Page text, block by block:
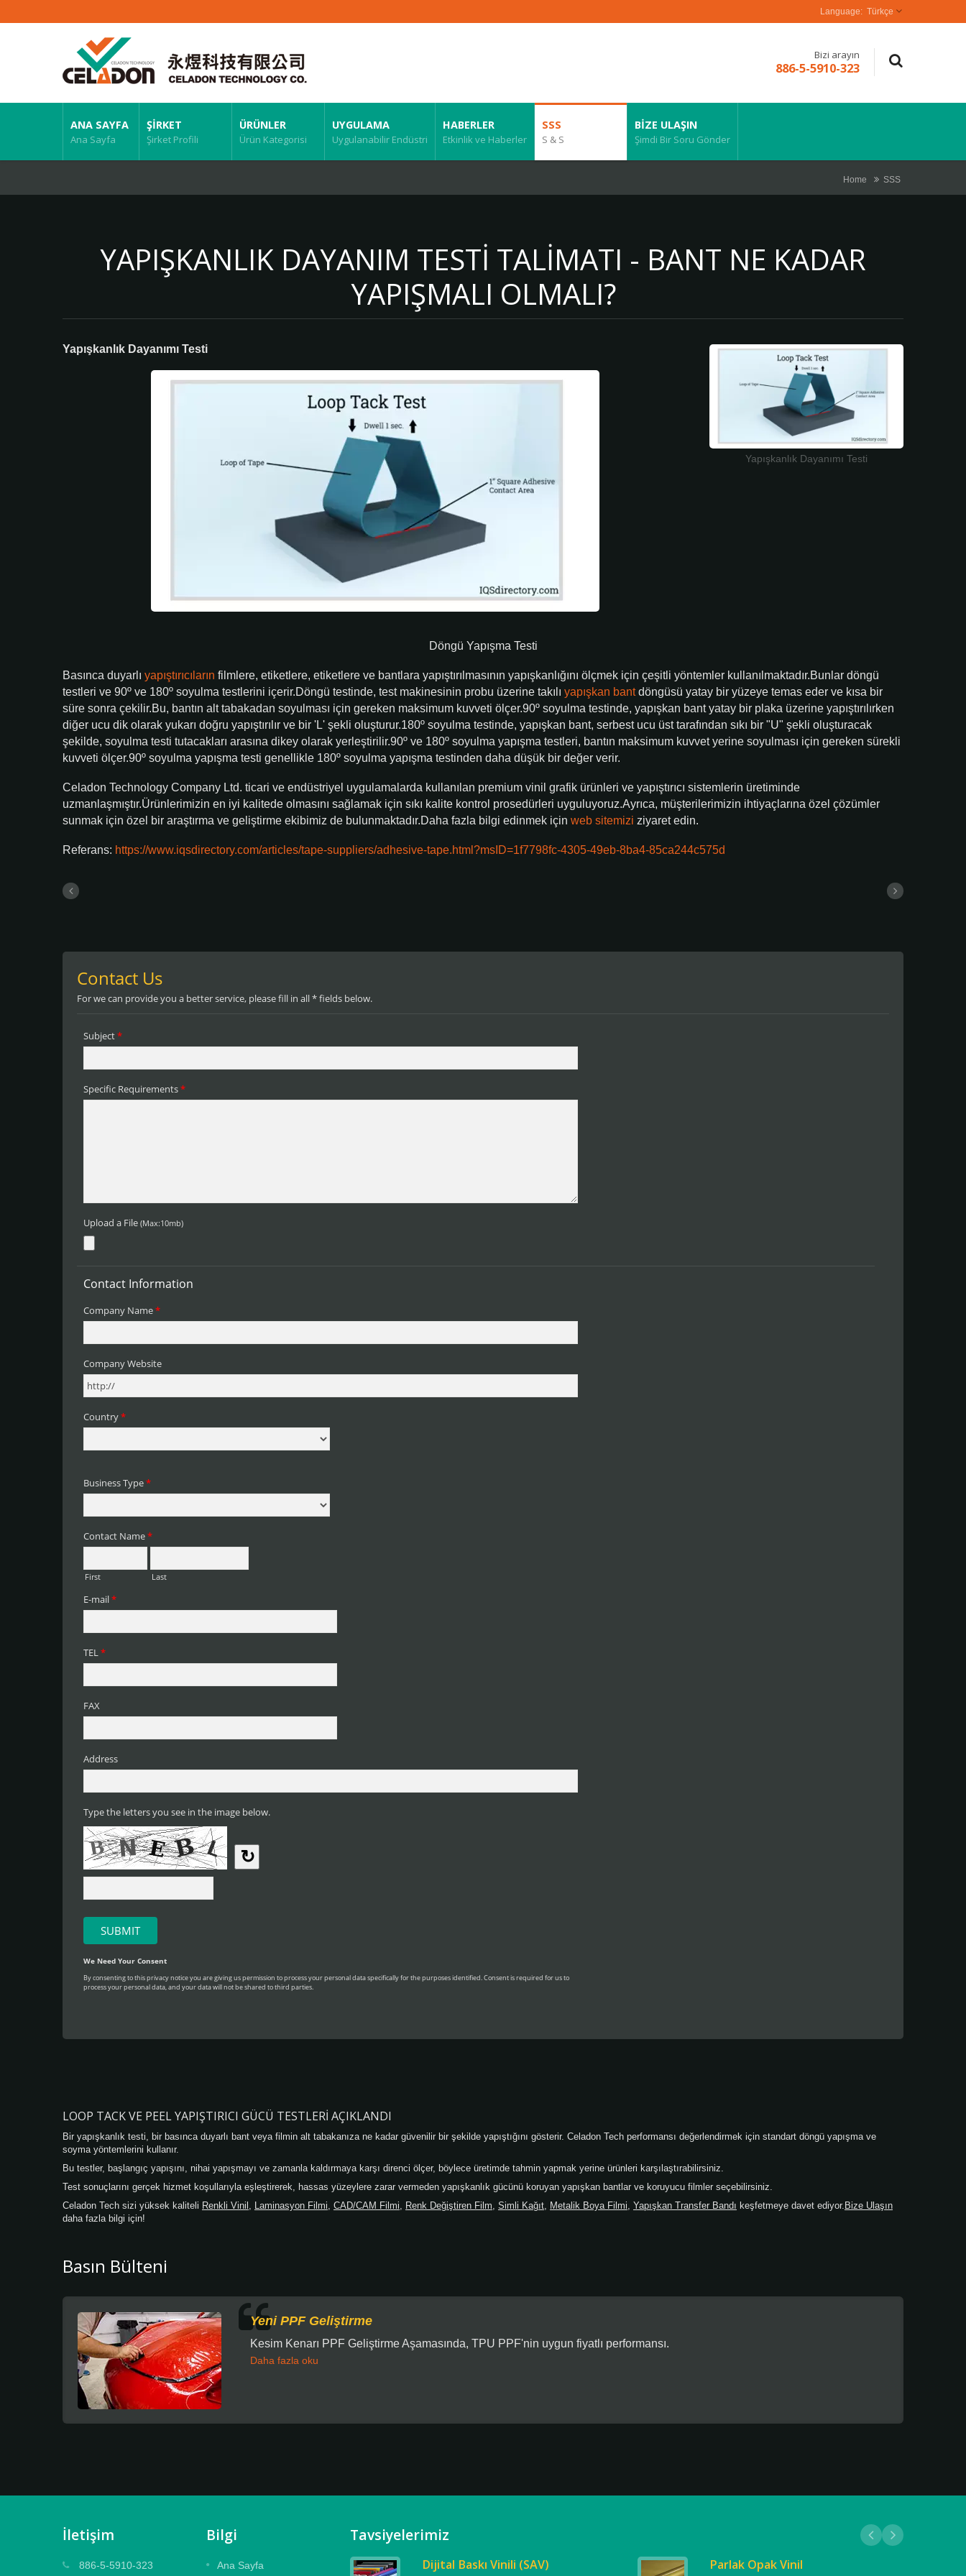
Türkçe
Bizi arayın
886-5-5910-323
ANA SAYFA
Ana Sayfa
ŞIRKET
Şirket Profili
ÜRÜNLER
Ürün Kategorisi
UYGULAMA
Uygulanabilir Endüstri
HABERLER
Etkinlik ve Haberler
SSS
S & S
BIZE ULAŞIN
Şimdi Bir Soru Gönder
Home SSS
YAPIŞKANLIK DAYANIM TESTI TALIMATI - BANT NE KADAR
YAPIŞMALI OLMALI?
Yapışkanlık Dayanımı Testi
Yapışkanlık Dayanımı Testi
Döngü Yapışma Testi
Basınca duyarlı yapıştırıcıların filmlere, etiketlere, etiketlere ve bantlara yapıştırılmasının yapışkanlığını ölçmek için çeşitli yöntemler kullanılmaktadır.Bunlar döngü
testleri ve 90º ve 180º soyulma testlerini içerir.Döngü testinde, test makinesinin probu üzerine takılı yapışkan bantdöngüsü yatay bir yüzeye temas eder ve kısa bir
süre sonra çekilir.Bu, bantın alt tabakadan soyulması için gereken maksimum kuvveti ölçer.90º soyulma testinde, yapışkan bant yatay bir plaka üzerine yapıştırılırken
diğer ucu dik olarak yukarı doğru yapıştırılır ve bir 'L' şekli oluşturur.180º soyulma testinde, yapışkan bant, serbest ucu üst tarafından sıkı bir "U" şekli oluşturacak
şekilde, soyulma testi tutacakları arasına dikey olarak yerleştirilir.90º ve 180º soyulma yapışma testleri, bantın maksimum kuvvet yerine soyulması için gereken sürekli
kuvveti ölçer.90º soyulma yapışma testi genellikle 180º soyulma yapışma testinden daha düşük bir değer verir.
Celadon Technology Company Ltd. ticari ve endüstriyel uygulamalarda kullanılan premium vinil grafik ürünleri ve yapıştırıcı sistemlerin üretiminde
uzmanlaşmıştır.Ürünlerimizin en iyi kalitede olmasını sağlamak için sıkı kalite kontrol prosedürleri uyguluyoruz.Ayrıca, müşterilerimizin ihtiyaçlarına özel çözümler
sunmak için özel bir araştırma ve geliştirme ekibimiz de bulunmaktadır.Daha fazla bilgi edinmek için web sitemizi ziyaret edin.
Referans: https://www.iqsdirectory.com/articles/tape-suppliers/adhesive-tape.html?msID=1f7798fc-4305-49eb-8ba4-85ca244c575d
LOOP TACK VE PEEL YAPIŞTIRICI GÜCÜ TESTLERI AÇIKLANDI
Bir yapışkanlık testi, bir basınca duyarlı bant veya filmin alt tabakanıza ne kadar güvenilir bir şekilde yapıştığını gösterir. Celadon Tech performansı değerlendirmek için standart döngü yapışma ve
soyma yöntemlerini kullanır.
Bu testler, başlangıç yapışını, nihai yapışmayı ve zamanla kaldırmaya karşı direnci ölçer, böylece üretimde tahmin yapmak yerine ürünleri karşılaştırabilirsiniz.
Test sonuçlarını gerçek hizmet koşullarıyla eşleştirerek, hassas yüzeylere zarar vermeden yapışkanlık gücünü koruyan yapışkan bantlar ve koruyucu filmler seçebilirsiniz.
Celadon Tech sizi yüksek kaliteli Renkli Vinil , Laminasyon Filmi, CAD/CAM Filmi, Renk Değiştiren Film, Simli Kağıt, Metalik Boya Filmi, Yapışkan Transfer Bandı keşfetmeye davet ediyor. Bize Ulaşın
daha fazla bilgi için!
Basın Bülteni
Yeni PPF Geliştirme
Kesim Kenarı PPF Geliştirme Aşamasında, TPU PPF'nin uygun fiyatlı performansı.
Daha fazla oku
İletişim
886-5-5910-323
Bilgi
Ana Sayfa
Tavsiyelerimiz
Kabartmalı Laminat Film Dijital Baskı Vinili (SAV) Parlak Opak Vinil